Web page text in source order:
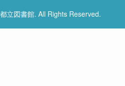
立図書館. All Rights Reserved.